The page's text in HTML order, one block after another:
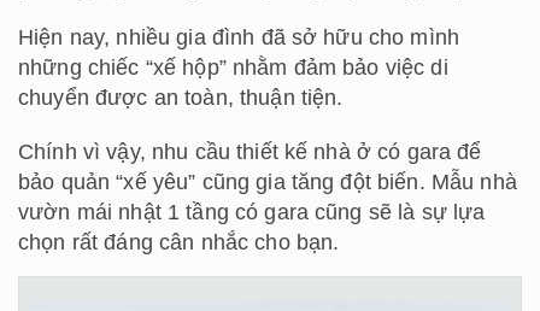
Hiện nay, nhiều gia đình đã sở hữu cho mình
những chiếc “xế hộp” nhằm đảm bảo việc di
chuyển được an toàn, thuận tiện.
Chính vì vậy, nhu cầu thiết kế nhà ở có gara để
bảo quản “xế yêu” cũng gia tăng đột biến. Mẫu nhà
vườn mái nhật 1 tầng có gara cũng sẽ là sự lựa
chọn rất đáng cân nhắc cho bạn.